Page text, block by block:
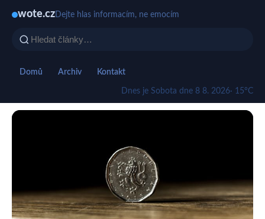
wote.cz Dejte hlas informacím, ne emocím
Domů Archiv Kontakt
Dnes je Sobota dne 8 8. 2026· 15°C